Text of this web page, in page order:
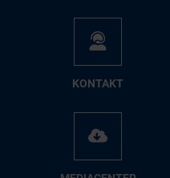
KON­TAKT